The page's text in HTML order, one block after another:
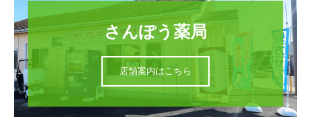
さんぽう薬局
店舗案内はこちら